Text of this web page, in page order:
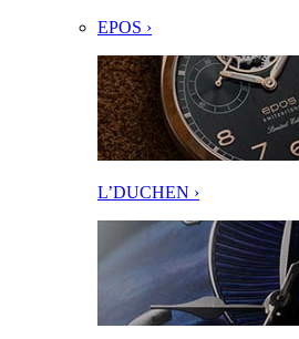
EPOS ›
L’DUCHEN ›